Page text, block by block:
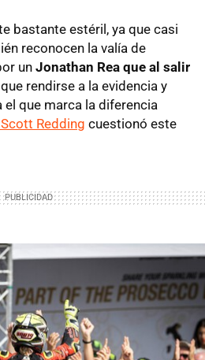
bastante estéril, ya que casi
reconocen la valía de
un Jonathan Rea que al salir
rendirse a la evidencia y
que marca la diferencia
Redding cuestionó este